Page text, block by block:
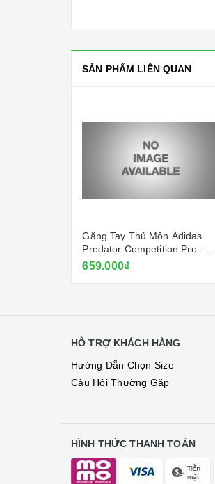
SẢN PHẨM LIÊN QUAN
Găng Tay Thủ Môn Adidas
Predator Competition Pro - Đỏ
Ruby
659.000₫
HỖ TRỢ KHÁCH HÀNG
Hướng Dẫn Chọn Size
Câu Hỏi Thường Gặp
HÌNH THỨC THANH TOÁN